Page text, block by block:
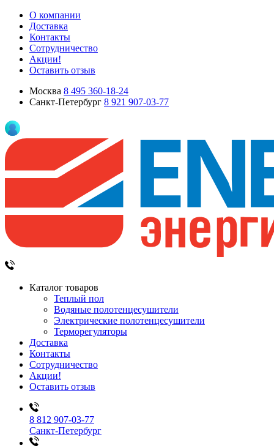
О компании
Доставка
Контакты
Сотрудничество
Акции!
Оставить отзыв
Москва 8 495 360-18-24
Санкт-Петербург 8 921 907-03-77
Каталог товаров
Теплый пол
Водяные полотенцесушители
Электрические полотенцесушители
Терморегуляторы
Доставка
Контакты
Сотрудничество
Акции!
Оставить отзыв
8 812 907-03-77
Санкт-Петербург